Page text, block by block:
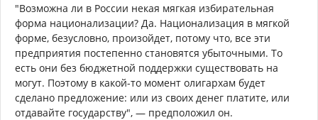
"Возможна ли в России некая мягкая избирательная
форма национализации? Да. Национализация в мягкой
форме, безусловно, произойдет, потому что, все эти
предприятия постепенно становятся убыточными. То
есть они без бюджетной поддержки существовать на
могут. Поэтому в какой-то момент олигархам будет
сделано предложение: или из своих денег платите, или
отдавайте государству", — предположил он.